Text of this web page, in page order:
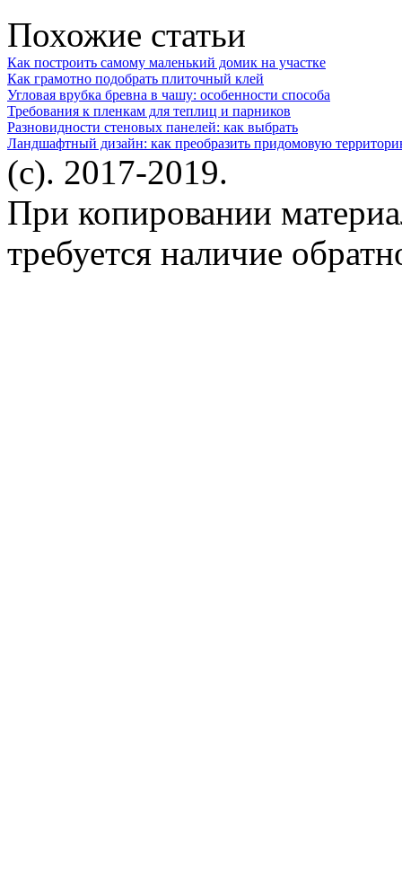
Похожие статьи
Как построить самому маленький домик на участке
Как грамотно подобрать плиточный клей
Угловая врубка бревна в чашу: особенности способа
Требования к пленкам для теплиц и парников
Разновидности стеновых панелей: как выбрать
Ландшафтный дизайн: как преобразить придомовую
(c). 2017-2019.
При копировании
требуется наличие